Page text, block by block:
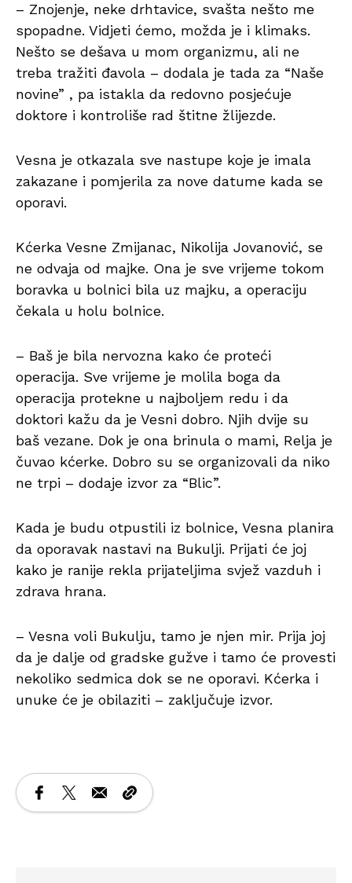
– Znojenje, neke drhtavice, svašta nešto me
spopadne. Vidjeti ćemo, možda je i klimaks.
Nešto se dešava u mom organizmu, ali ne
treba tražiti đavola – dodala je tada za “Naše
novine” , pa istakla da redovno posjećuje
doktore i kontroliše rad štitne žlijezde.
Vesna je otkazala sve nastupe koje je imala
zakazane i pomjerila za nove datume kada se
oporavi.
Kćerka Vesne Zmijanac, Nikolija Jovanović, se
ne odvaja od majke. Ona je sve vrijeme tokom
boravka u bolnici bila uz majku, a operaciju
čekala u holu bolnice.
– Baš je bila nervozna kako će proteći
operacija. Sve vrijeme je molila boga da
operacija protekne u najboljem redu i da
doktori kažu da je Vesni dobro. Njih dvije su
baš vezane. Dok je ona brinula o mami, Relja je
čuvao kćerke. Dobro su se organizovali da niko
ne trpi – dodaje izvor za “Blic”.
Kada je budu otpustili iz bolnice, Vesna planira
da oporavak nastavi na Bukulji. Prijati će joj
kako je ranije rekla prijateljima svjež vazduh i
zdrava hrana.
– Vesna voli Bukulju, tamo je njen mir. Prija joj
da je dalje od gradske gužve i tamo će provesti
nekoliko sedmica dok se ne oporavi. Kćerka i
unuke će je obilaziti – zaključuje izvor.